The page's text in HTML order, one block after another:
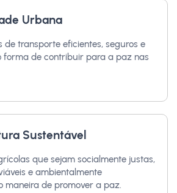
Urbana
de transporte eficientes, seguros e
forma de contribuir para a paz nas
Sustentável
que sejam socialmente justas,
e ambientalmente
maneira de promover a paz.